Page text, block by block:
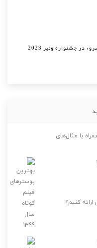
در جشنواره ونیز 2023
با مثال‌های
کنیم؟